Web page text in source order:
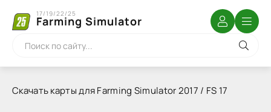
Farming Simulator
17/19/22/25
Скачать карты для Farming Simulator 2017 / FS 17